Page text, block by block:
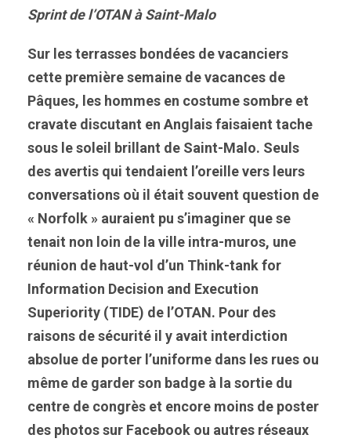
Sprint de l’OTAN à Saint-Malo
Sur les terrasses bondées de vacanciers
cette première semaine de vacances de
Pâques, les hommes en costume sombre et
cravate discutant en Anglais faisaient tache
sous le soleil brillant de Saint-Malo. Seuls
des avertis qui tendaient l’oreille vers leurs
conversations où il était souvent question de
« Norfolk » auraient pu s’imaginer que se
tenait non loin de la ville intra-muros, une
réunion de haut-vol d’un Think-tank for
Information Decision and Execution
Superiority (TIDE) de l’OTAN. Pour des
raisons de sécurité il y avait interdiction
absolue de porter l’uniforme dans les rues ou
même d e garderson badge à la sortie du
centre de congrès et encore moins de poster
des photos sur Facebook ou autres réseaux